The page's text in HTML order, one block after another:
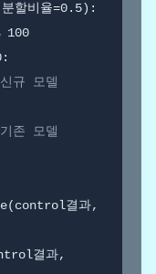
할비율=0.5):
규 모델
존 모델
결과,